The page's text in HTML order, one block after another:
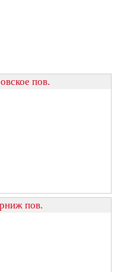
пов.
пов.